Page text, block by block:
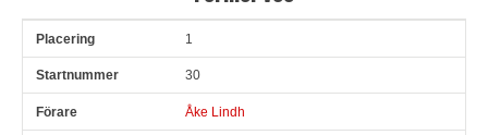
Pl Snr 1
30
Åke Lindh